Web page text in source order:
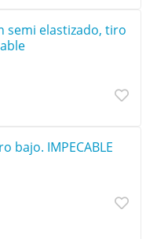
semi elastizado, tiro
bajo. IMPECABLE